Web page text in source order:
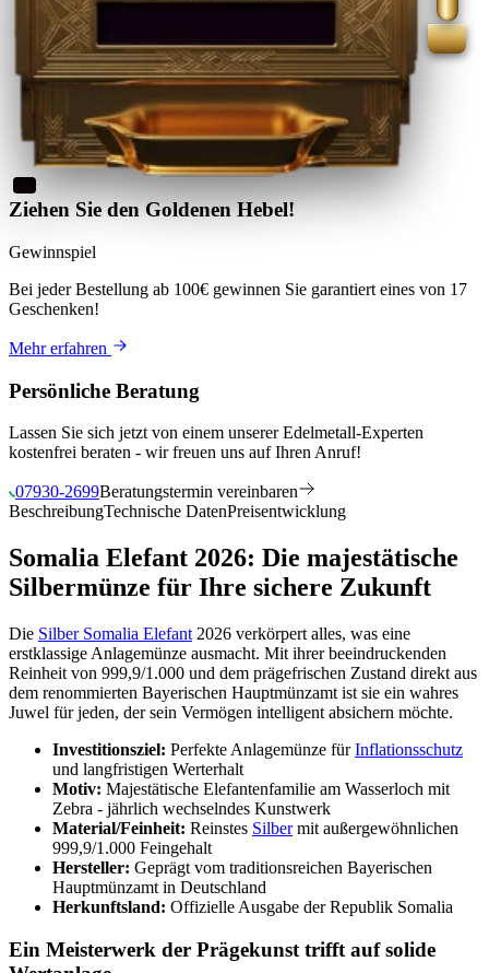
Ziehen Sie den Goldenen Hebel!
Gewinnspiel
Bei jeder Bestellung ab 100€ gewinnen Sie garantiert eines von 17
Geschenken!
Mehr erfahren
Persönliche Beratung
Lassen Sie sich jetzt von einem unserer Edelmetall-Experten
kostenfrei beraten - wir freuen uns auf Ihren Anruf!
07930-2699Beratungstermin vereinbaren
BeschreibungTechnische DatenPreisentwicklung
Somalia Elefant 2026: Die majestätische
Silbermünze für Ihre sichere Zukunft
Die Silber Somalia Elefant 2026 verkörpert alles, was eine
erstklassige Anlagemünze ausmacht. Mit ihrer beeindruckenden
Reinheit von 999,9/1.000 und dem prägefrischen Zustand direkt aus
dem renommierten Bayerischen Hauptmünzamt ist sie ein wahres
Juwel für jeden, der sein Vermögen intelligent absichern möchte.
Investitionsziel: Perfekte Anlagemünze fürInflationsschutz
und langfristigen Werterhalt
Motiv: Majestätische Elefantenfamilie am Wasserloch mit
Zebra - jährlich wechselndes Kunstwerk
Material/Feinheit: Reinstes Silbermit außergewöhnlichen
999,9/1.000 Feingehalt
Hersteller: Geprägt vom traditionsreichen Bayerischen
Hauptmünzamt in Deutschland
Herkunftsland: Offizielle Ausgabe der Republik Somalia
Ein Meisterwerk der Prägekunst trifft auf solide